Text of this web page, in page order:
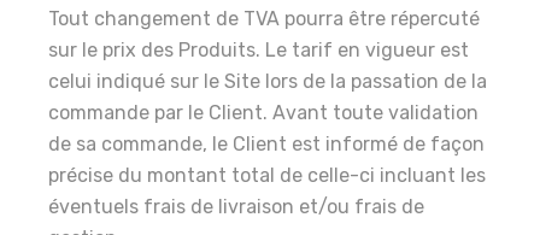
Tout changement de TVA pourra être répercuté
sur le prix des Produits. Le tarif en vigueur est
celui indiqué sur le Site lors de la passation de la
commande par le Client. Avant toute validation
de sa commande, le Client est informé de façon
précise du montant total de celle-ci incluant les
éventuels frais de livraison et/ou frais de